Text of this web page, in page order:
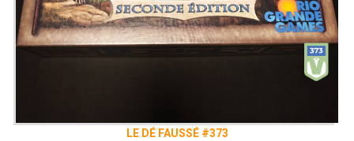
LE DÉ FAUSSÉ #373